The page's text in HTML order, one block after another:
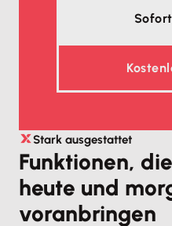
Stark ausgestattet
Funktionen,
heute und
voranbringen